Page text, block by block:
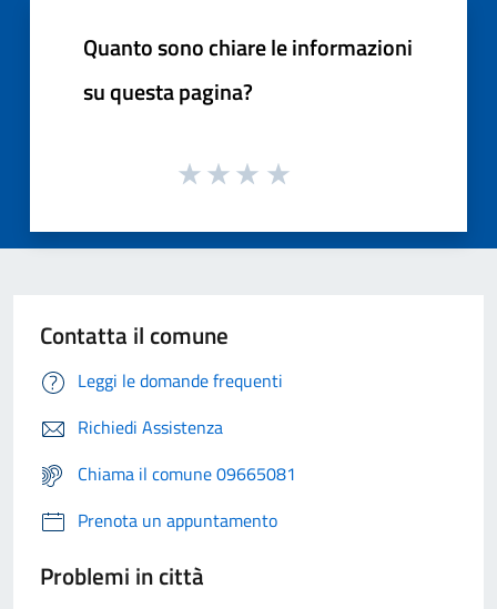
Quanto sono chiare le informazioni
su questa pagina?
Contatta il comune
Leggi le domande frequenti
Richiedi Assistenza
Chiama il comune 09665081
Prenota un appuntamento
Problemi in città